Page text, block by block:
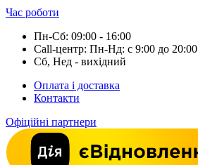
Час роботи
Пн-Сб: 09:00 - 16:00
Call-центр: Пн-Нд: с 9:00 до 20:00
Сб, Нед - вихідний
Оплата і доставка
Контакти
Офіційні партнери